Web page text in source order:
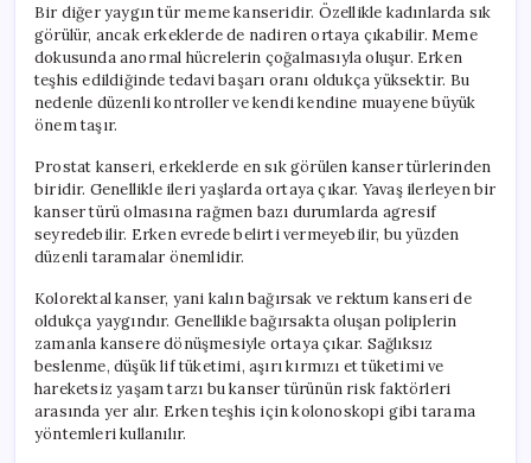
Bir diğer yaygın tür meme kanseridir. Özellikle kadınlarda sık
görülür, ancak erkeklerde de nadiren ortaya çıkabilir. Meme
dokusunda anormal hücrelerin çoğalmasıyla oluşur. Erken
teşhis edildiğinde tedavi başarı oranı oldukça yüksektir. Bu
nedenle düzenli kontroller ve kendi kendine muayene büyük
önem taşır.
Prostat kanseri, erkeklerde en sık görülen kanser türlerinden
biridir. Genellikle ileri yaşlarda ortaya çıkar. Yavaş ilerleyen bir
kanser türü olmasına rağmen bazı durumlarda agresif
seyredebilir. Erken evrede belirti vermeyebilir, bu yüzden
düzenli taramalar önemlidir.
Kolorektal kanser, yani kalın bağırsak ve rektum kanseri de
oldukça yaygındır. Genellikle bağırsakta oluşan poliplerin
zamanla kansere dönüşmesiyle ortaya çıkar. Sağlıksız
beslenme, düşük lif tüketimi, aşırı kırmızı et tüketimi ve
hareketsiz yaşam tarzı bu kanser türünün risk faktörleri
arasında yer alır. Erken teşhis için kolonoskopi gibi tarama
yöntemleri kullanılır.